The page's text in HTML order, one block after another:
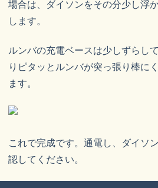
場合は、ダイソンをその分少し浮
します。
ルンバの充電ベースは少しずらし
りピタッとルンバが突っ張り棒に
ます。
これで完成です。通電し、ダイソ
認してください。